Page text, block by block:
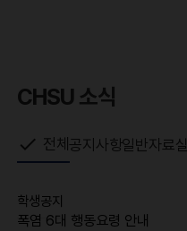
CHSU 소식
전체공지사항일반자료실
학생공지
폭염 6대 행동요령 안내